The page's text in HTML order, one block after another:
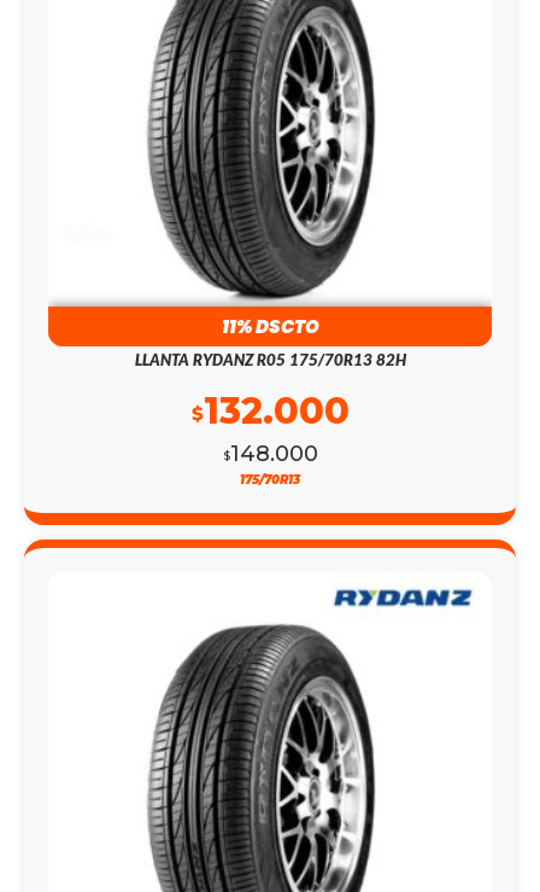
11% DSCTO
LLANTA RYDANZ R05 175/70R13 82H
$148.000
$132.000
175/70R13